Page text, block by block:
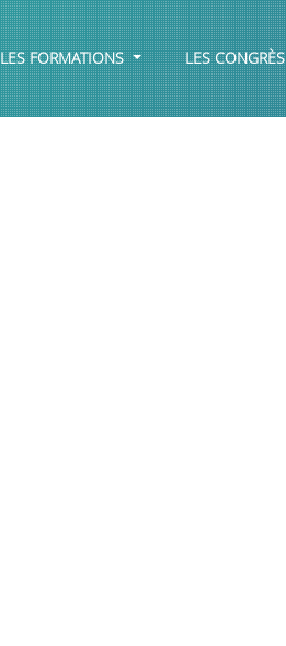
LES FORMATIONS LES CONGRÈS